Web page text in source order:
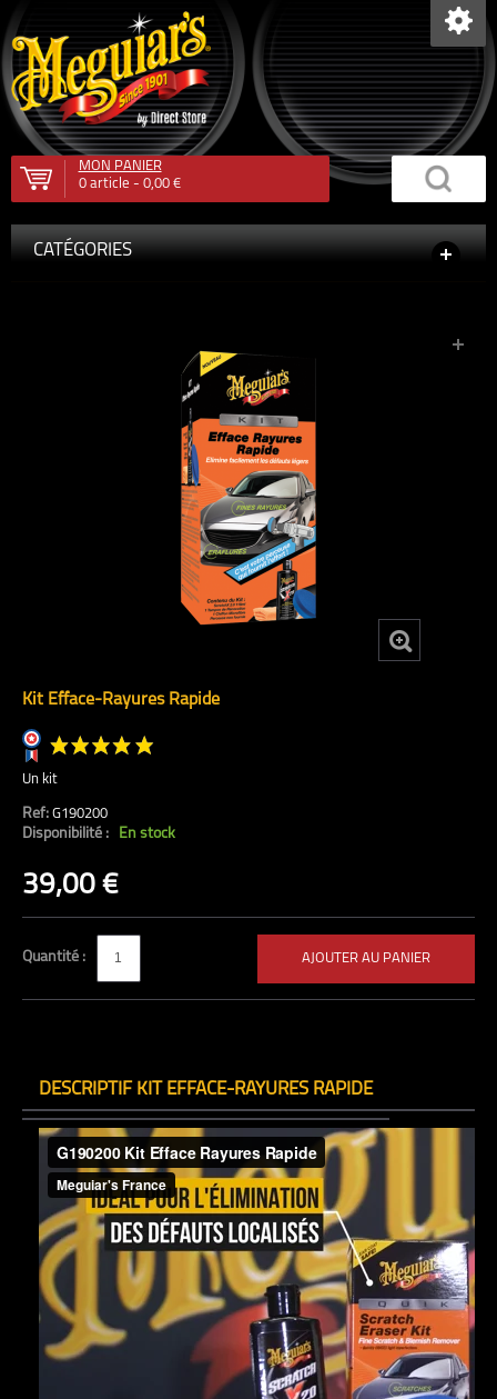
MON PANIER
0article - 0,00 €
CATÉGORIES
Kit Efface-Rayures Rapide
Un kit
Ref: G190200
Disponibilité : En stock
39,00 €
Quantité : AJOUTER AU PANIER
DESCRIPTIF KIT EFFACE-RAYURES RAPIDE